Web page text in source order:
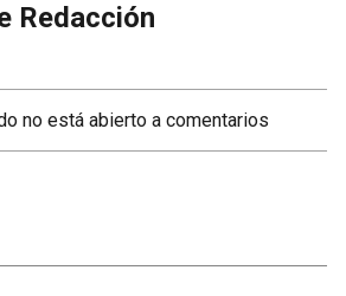
Redacción
no está abierto a comentarios